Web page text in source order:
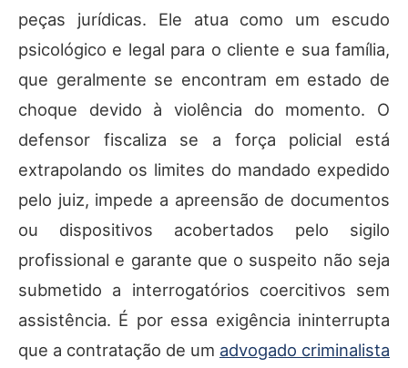
peças jurídicas. Ele atua como um escudo
psicológico e legal para o cliente e sua família,
que geralmente se encontram em estado de
choque devido à violência do momento. O
defensor fiscaliza se a força policial está
extrapolando os limites do mandado expedido
pelo juiz, impede a apreensão de documentos
ou dispositivos acobertados pelo sigilo
profissional e garante que o suspeito não seja
submetido a interrogatórios coercitivos sem
assistência. É por essa exigência ininterrupta
que a contratação de um advogado criminalista